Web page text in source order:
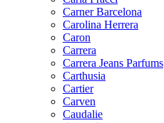
Carner Barcelona
Carolina Herrera
Caron
Carrera
Carrera Jeans Parfums
Carthusia
Cartier
Carven
Caudalie